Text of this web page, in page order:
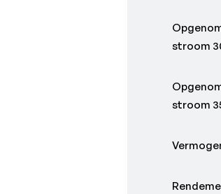
stroom
stroom